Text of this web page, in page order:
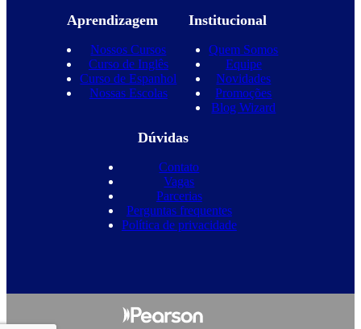
Aprendizagem
Nossos Cursos
Curso de Inglês
Curso de Espanhol
Nossas Escolas
Institucional
Quem Somos
Equipe
Novidades
Promoções
Blog Wizard
Dúvidas
Contato
Vagas
Parcerias
Perguntas frequentes
Política de privacidade